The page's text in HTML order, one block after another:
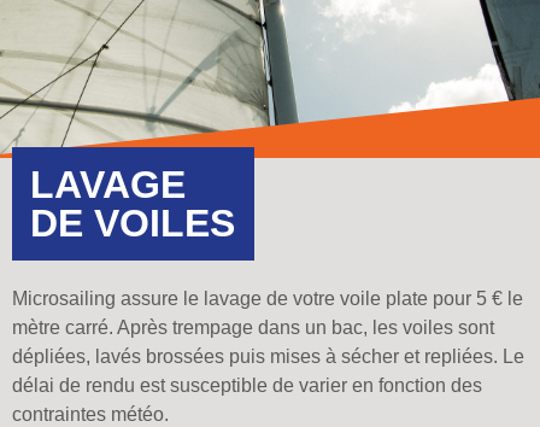
LAVAGE
DE VOILES
Microsailing assure le lavage de votre voile plate pour 5 € le
mètre carré. Après trempage dans un bac, les voiles sont
dépliées, lavés brossées puis mises à sécher et repliées. Le
délai de rendu est susceptible de varier en fonction des
contraintes météo.